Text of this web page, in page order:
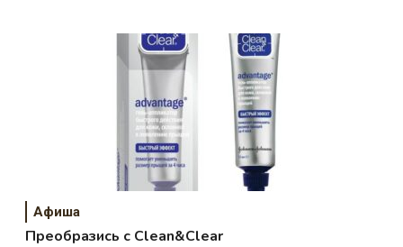
Афиша
Преобразись с Clean&Clear